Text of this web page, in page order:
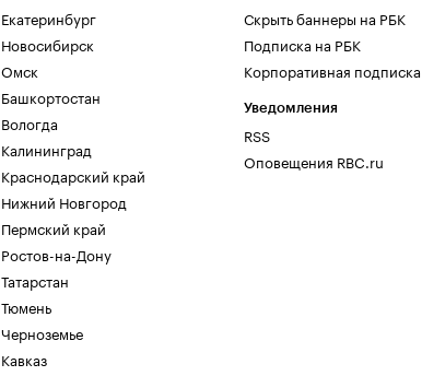
Екатеринбург
Новосибирск
Омск
Башкортостан
Вологда
Калининград
Краснодарский край
Нижний Новгород
Пермский край
Ростов-на-Дону
Татарстан
Тюмень
Черноземье
Кавказ
Скрыть баннеры на РБК
Подписка на РБК
Корпоративная подписка
Уведомления
RSS
Оповещения RBC.ru